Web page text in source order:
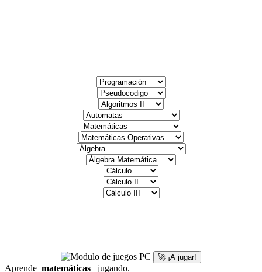
🚀 ¡A jugar!
Aprende matemáticas jugando.